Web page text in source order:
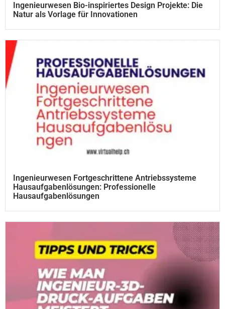
Ingenieurwesen Bio-inspiriertes Design Projekte: Die
Natur als Vorlage für Innovationen
Ingenieurwesen Fortgeschrittene Antriebssysteme
Hausaufgabenlösungen: Professionelle
Hausaufgabenlösungen